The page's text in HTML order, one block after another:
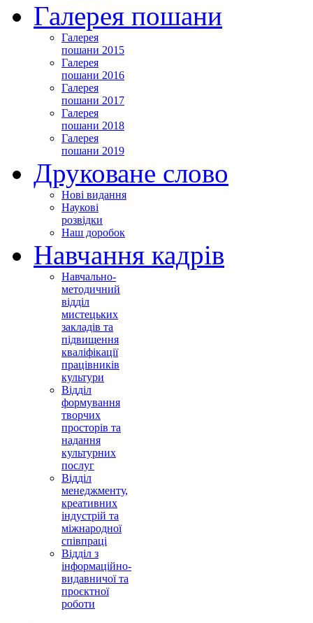
Галерея пошани
Галерея
пошани 2015
Галерея
пошани 2016
Галерея
пошани 2017
Галерея
пошани 2018
Галерея
пошани 2019
Друковане слово
Нові видання
Наукові
розвідки
Наш доробок
Навчання кадрів
Навчально-
методичний
відділ
мистецьких
закладів та
підвищення
кваліфікації
працівників
культури
Відділ
формування
творчих
просторів та
надання
культурних
послуг
Відділ
менеджменту,
креативних
індустрій та
міжнародної
співпраці
Відділ з
інформаційно-
видавничої та
проєктної
роботи